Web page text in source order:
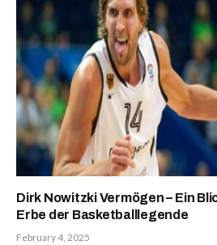
Dirk Nowitzki Vermögen – Ein
Erbe der Basketballlegende
February 4, 2025